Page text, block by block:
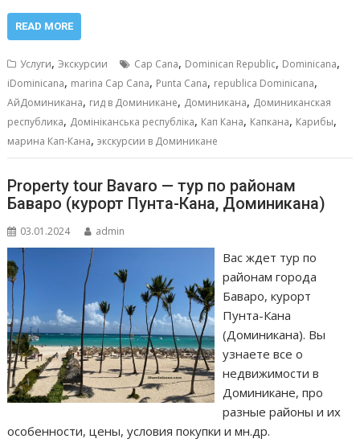
ac
e
b
o
o
k
m
ai
l s
A
p
p
e
n
g
er
р
а
в
и
т
ь
READ MORE
Услуги,Экскурсии Cap Cana, Dominican Republic, Dominicana,
iDominicana, marina Cap Cana, Punta Cana, republica Dominicana,
АйДоминикана, гид в Доминикане, Доминикана, Доминиканская
республика, Домініканська республіка, Кап Кана, Капкана, Карибы,
марина Кап-Кана,экскурсии в Доминикане
Property tour Bavaro — тур по районам
Баваро (курорт Пунта-Кана, Доминикана)
03.01.2024 admin
Вас ждет тур по
районам города
Баваро, курорт
Пунта-Кана
(Доминикана). Вы
узнаете все о
недвижимости в
Доминикане, про
разные районы и их
особенности, цены, условия покупки и мн.др.